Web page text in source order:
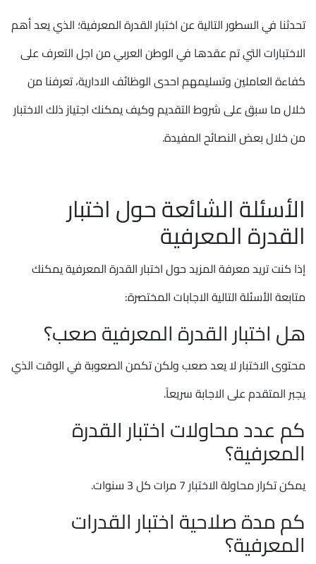
تحدثنا في السطور التالية عن اختبار القدرة المعرفية؛ الذي يعد أهم
الاختبارات التي تم عقدها في الوطن العربي من اجل التعرف على
كفاءة العاملين وتسليمهم احدى الوظائف الادارية، تعرفنا من
خلال ما سبق على شروط التقديم وكيف يمكنك اجتياز ذلك الاختبار
من خلال بعض النصائح المفيدة.
الأسئلة الشائعة حول اختبار
القدرة المعرفية
إذا كنت تريد معرفة المزيد حول اختبار القدرة المعرفية يمكنك
متابعة الأسئلة التالية الاجابات المختصرة:
هل اختبار القدرة المعرفية صعب؟
محتوى الاختبار لا يعد صعب ولكن تكمن الصعوبة في الوقت الذي
يجبر المتقدم على الاجابة سريعاً.
كم عدد محاولات اختبار القدرة
المعرفية؟
يمكن تكرار محاولة الاختبار 7 مرات كل 3 سنوات.
كم مدة صلاحية اختبار القدرات
المعرفية؟